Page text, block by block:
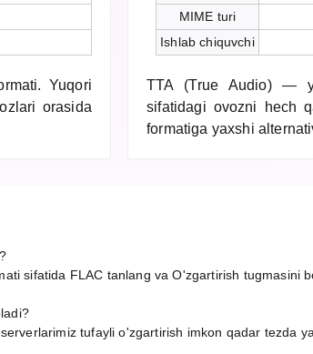
Yuqori
orasida
MIME turi
Ishlab chiquvchi
TTA (True Audio) —
sifatidagi ovozni hech
formatiga yaxshi
sifatida FLAC tanlang va O'zgartirish tugmasini
tufayli o'zgartirish imkon qadar tezda